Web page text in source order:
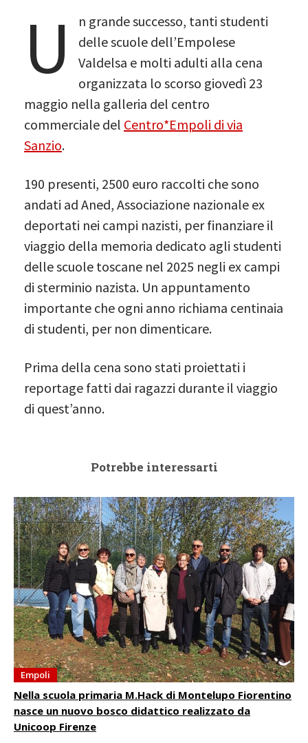
U
n grande successo, tanti studenti
delle scuole dell’Empolese
Valdelsa e molti adulti alla cena
organizzata lo scorso giovedì 23
maggio nella galleria del centro
commerciale del Centro*Empoli di via
Sanzio.
190 presenti, 2500 euro raccolti che sono
andati ad Aned, Associazione nazionale ex
deportati nei campi nazisti, per finanziare il
viaggio della memoria dedicato agli studenti
delle scuole toscane nel 2025 negli ex campi
di sterminio nazista. Un appuntamento
importante che ogni anno richiama centinaia
di studenti, per non dimenticare.
Prima della cena sono stati proiettati i
reportage fatti dai ragazzi durante il viaggio
di quest’anno.
Potrebbe interessarti
Empoli
Nella scuola primaria M.Hack di Montelupo Fiorentino
nasce un nuovo bosco didattico realizzato da
Unicoop Firenze